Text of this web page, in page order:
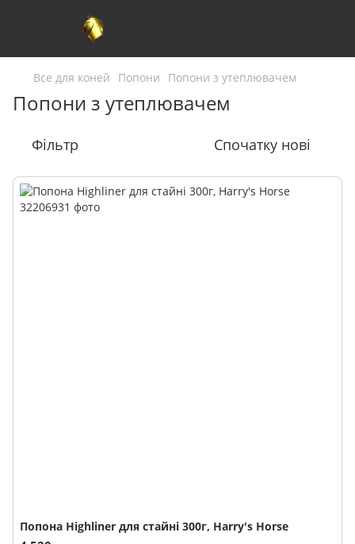
Все для коней Попони Попони з утеплювачем
Попони з утеплювачем
Фільтр Спочатку нові
Попона Highliner для стайні 300г, Harry's Horse